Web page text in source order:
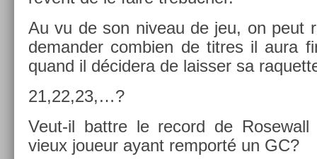
Au vu de son niveau de jeu, on peut
de­mand­er com­bi­en de tit­res il aura
quand il décidera de laiss­er sa
21,22,23,…?
Veut-il battre le re­cord de
vieux joueur ayant re­mporté un GC?